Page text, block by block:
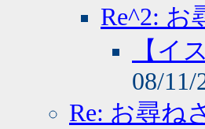
Re^2: お
【イ
08/11/
Re: お尋ね